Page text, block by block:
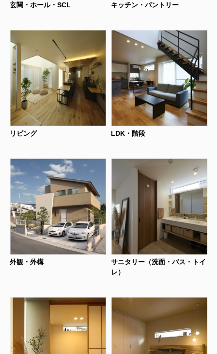
玄関・ホール・SCL キッチン・パントリー
リビング LDK・階段
外観・外構
サニタリー（洗面・バス・トイ
レ）